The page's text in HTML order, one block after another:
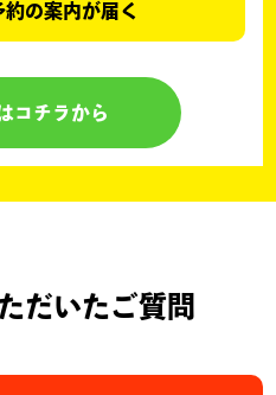
の案内が届く
コチラから
だいたご質問